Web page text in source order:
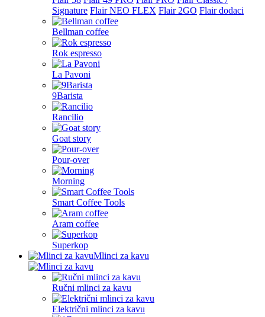
Signature Flair NEO FLEX Flair 2GO Flair dodaci
Bellman coffee
Rok espresso
La Pavoni
9Barista
Rancilio
Goat story
Pour-over
Morning
Smart Coffee Tools
Aram coffee
Superkop
Mlinci za kavu
Ručni mlinci za kavu
Električni mlinci za kavu